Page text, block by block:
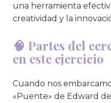
una herramienta
creatividad y la
🧠 Partes del
en este ejercicio
Cuando nos
«Puente» de Edward